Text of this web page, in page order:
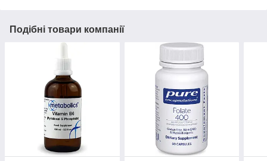
Подібні товари компанії